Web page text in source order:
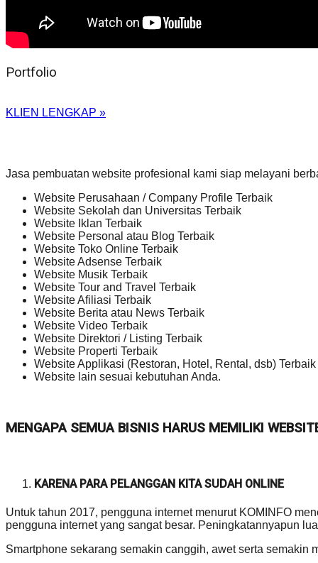
Portfolio
KLIEN LENGKAP »
Jasa pembuatan website profesional kami siap melayani
Website Perusahaan / Company Profile Terbaik
Website Sekolah dan Universitas Terbaik
Website Iklan Terbaik
Website Personal atau Blog Terbaik
Website Toko Online Terbaik
Website Adsense Terbaik
Website Musik Terbaik
Website Tour and Travel Terbaik
Website Afiliasi Terbaik
Website Berita atau News Terbaik
Website Video Terbaik
Website Direktori / Listing Terbaik
Website Properti Terbaik
Website Applikasi (Restoran, Hotel, Rental, dsb) Terbaik
Website lain sesuai kebutuhan Anda.
MENGAPA SEMUA BISNIS HARUS MEMILIKI
KARENA PARA PELANGGAN KITA SUDAH ONLINE
Untuk tahun 2017, pengguna internet menurut KOMINFO
pengguna internet yang sangat besar. Peningkatannyapun
Smartphone sekarang semakin canggih, awet serta